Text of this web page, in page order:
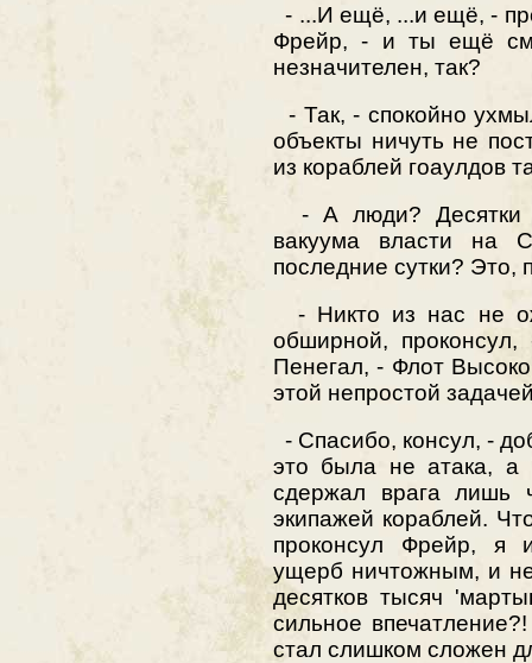
- ...И ещё, ...и ещё, -
Фрейр, - и ты ещё
незначителен, так?
- Так, - спокойно
объекты ничуть не
из кораблей гоаулдов
- А люди? Десятки
вакуума власти на
последние сутки? Это,
- Никто из нас не
обширной,
Пенегал, - Флот
этой непростой
- Спасибо, консул, -
это была не атака, а
сдержал врага лишь
экипажей кораблей.
проконсул Фрейр, я
ущерб ничтожным, и
десятков тысяч
сильное
стал слишком сложен